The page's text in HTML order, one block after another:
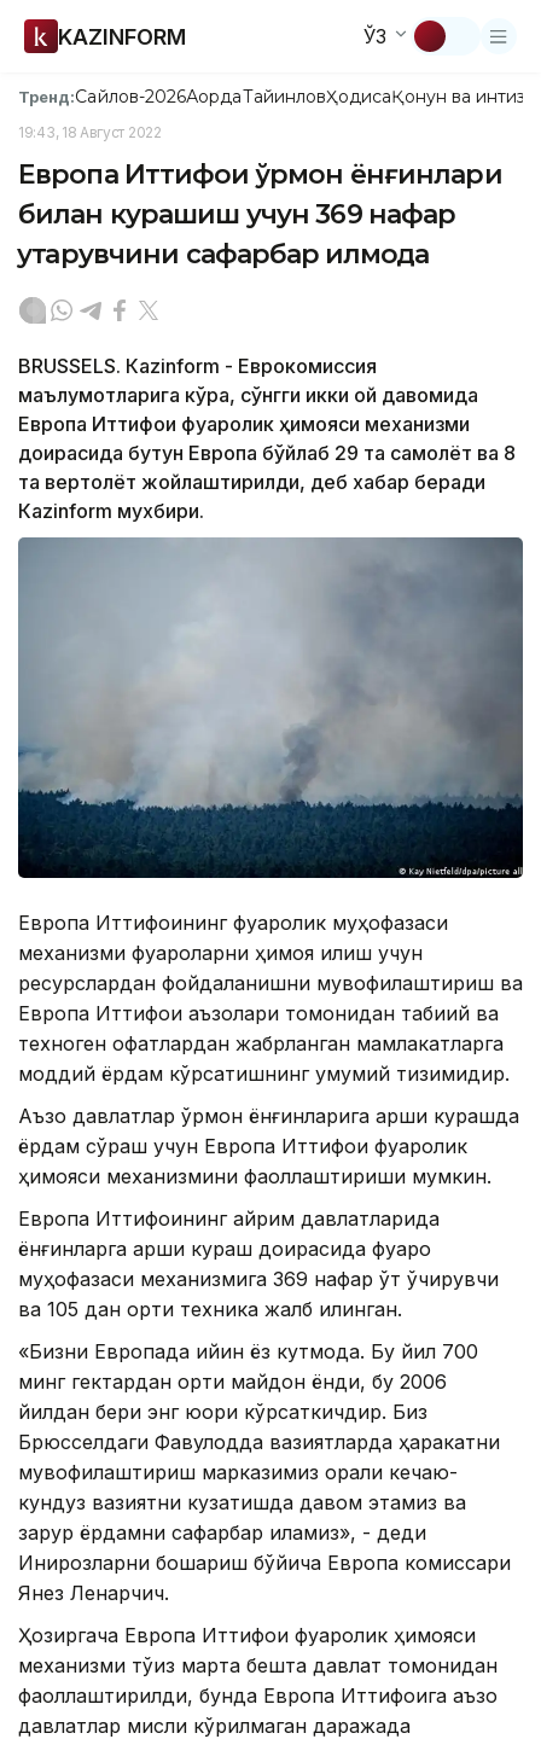
KAZINFORM ЎЗ
Тренд:Сайлов-2026АқордаТайинловҲодисаҚонун ва
19:43, 18 Август 2022
Европа Иттифоқи ўрмон ёнғинлари
билан курашиш учун 369 нафар
қутқарувчини сафарбар қилмоқда
BRUSSELS. Кazinform - Еврокомиссия
маълумотларига кўра, сўнгги икки ой давомида
Европа Иттифоқи фуқаролик ҳимояси механизми
доирасида бутун Европа бўйлаб 29 та самолёт ва 8
та вертолёт жойлаштирилди, деб хабар беради
Кazinform мухбири.
Европа Иттифоқининг фуқаролик муҳофазаси
механизми фуқароларни ҳимоя қилиш учун
ресурслардан фойдаланишни мувофиқлаштириш ва
Европа Иттифоқи аъзолари томонидан табиий ва
техноген офатлардан жабрланган мамлакатларга
моддий ёрдам кўрсатишнинг умумий тизимидир.
Аъзо давлатлар ўрмон ёнғинларига қарши курашда
ёрдам сўраш учун Европа Иттифоқи фуқаролик
ҳимояси механизмини фаоллаштириши мумкин.
Европа Иттифоқининг айрим давлатларида
ёнғинларга қарши кураш доирасида фуқаро
муҳофазаси механизмига 369 нафар ўт ўчирувчи
ва 105 дан ортиқ техника жалб қилинган.
«Бизни Европада қийин ёз кутмоқда. Бу йил 700
минг гектардан ортиқ майдон ёнди, бу 2006
йилдан бери энг юқори кўрсаткичдир. Биз
Брюсселдаги Фавқулодда вазиятларда ҳаракатни
мувофиқлаштириш марказимиз орқали кечаю-
кундуз вазиятни кузатишда давом этамиз ва
зарур ёрдамни сафарбар қиламиз», - деди
Инқирозларни бошқариш бўйича Европа комиссари
Янез Ленарчич.
Ҳозиргача Европа Иттифоқи фуқаролик ҳимояси
механизми тўққиз марта бешта давлат томонидан
фаоллаштирилди, бунда Европа Иттифоқига аъзо
давлатлар мисли кўрилмаган даражада